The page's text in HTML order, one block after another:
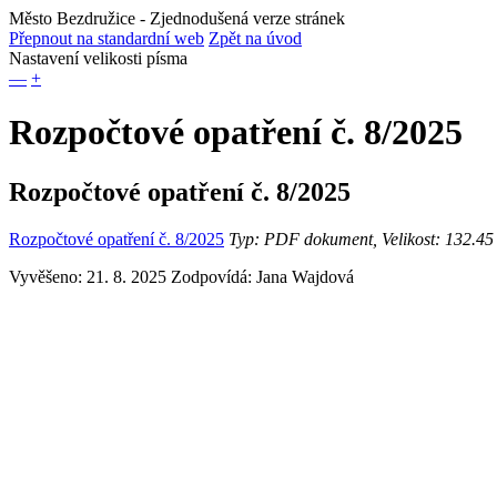
Město Bezdružice - Zjednodušená verze stránek
Přepnout na standardní web Zpět na úvod
Nastavení velikosti písma
— +
Rozpočtové opatření č. 8/2025
Rozpočtové opatření č. 8/2025
Rozpočtové opatření č. 8/2025 Typ: PDF dokument, Velikost:
Vyvěšeno: 21. 8. 2025 Zodpovídá: Jana Wajdová